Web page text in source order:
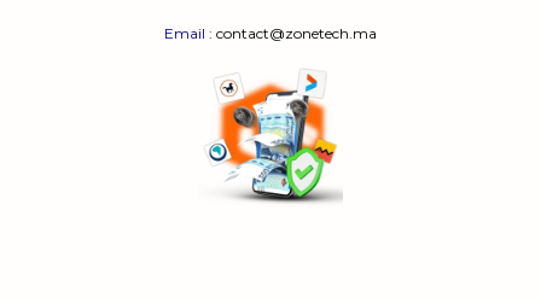
Email : contact@zonetech.ma